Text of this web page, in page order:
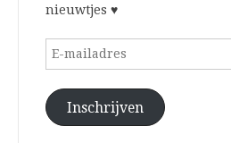
nieuwtjes ♥
E-
mailadres
Inschrijven